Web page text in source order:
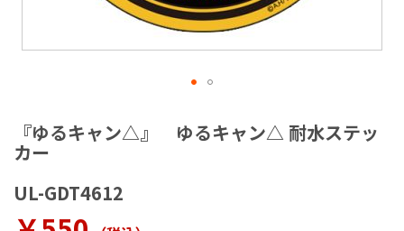
『ゆるキャン△』 ゆるキャン△ 耐水ステッ
カー
UL-GDT4612
メ
ー
ジ
ャ